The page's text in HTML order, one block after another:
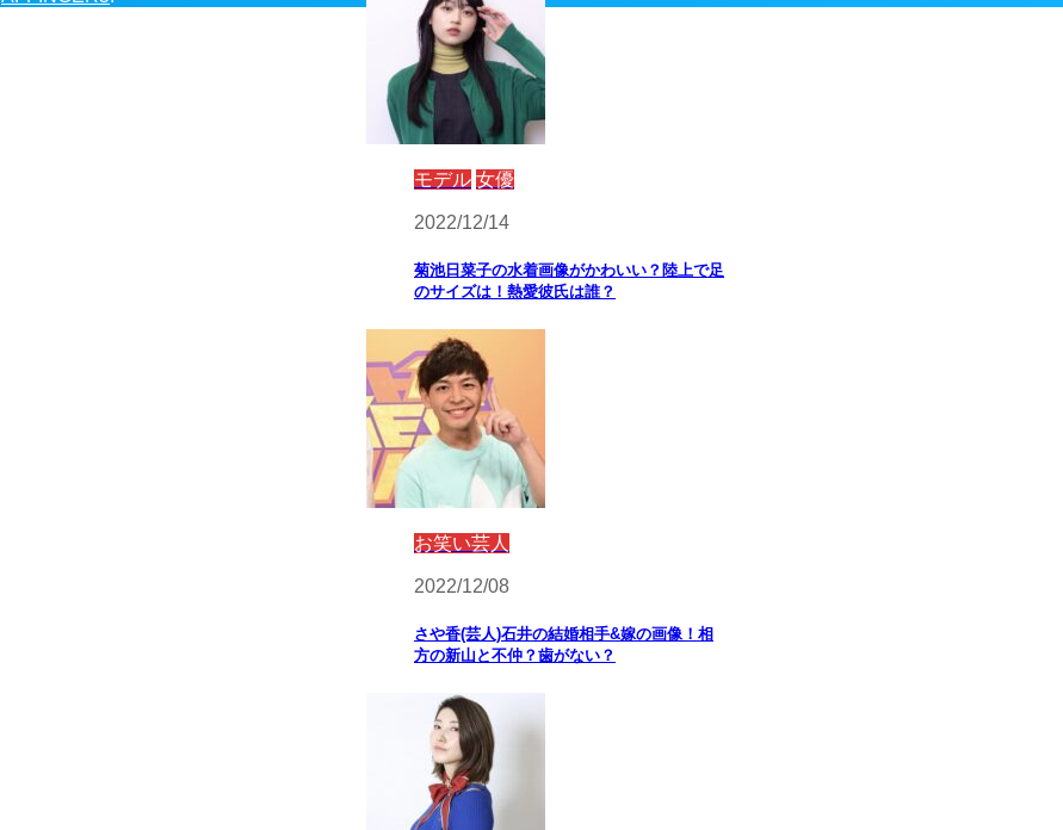
モデル 女優
2022/12/14
菊池日菜子の水着画像がかわいい？陸上で足
のサイズは！熱愛彼氏は誰？
お笑い芸人
2022/12/08
さや香(芸人)石井の結婚相手&嫁の画像！相
方の新山と不仲？歯がない？